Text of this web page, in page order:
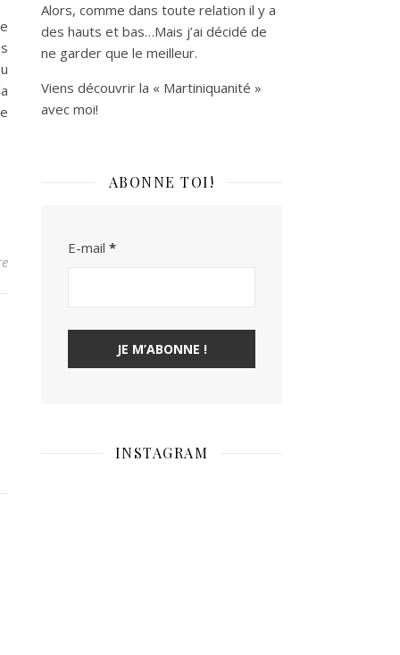
Alors, comme dans toute relation il y a
des hauts et bas…Mais j’ai décidé de
ne garder que le meilleur.
Viens découvrir la « Martiniquanité »
avec moi!
ABONNE TOI!
E-mail *
INSTAGRAM